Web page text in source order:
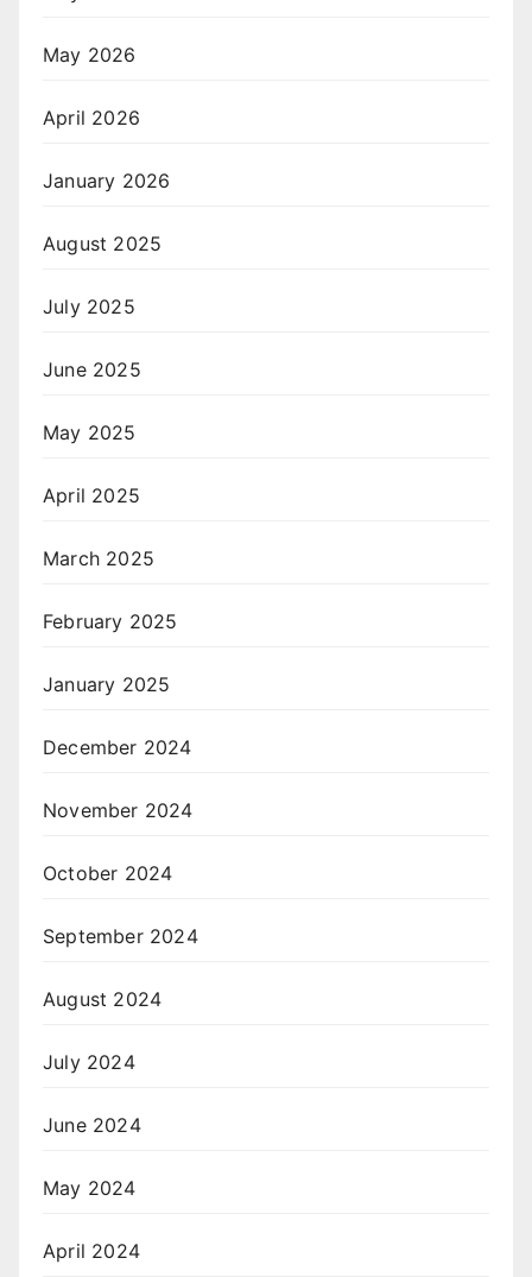
May 2026
April 2026
January 2026
August 2025
July 2025
June 2025
May 2025
April 2025
March 2025
February 2025
January 2025
December 2024
November 2024
October 2024
September 2024
August 2024
July 2024
June 2024
May 2024
April 2024